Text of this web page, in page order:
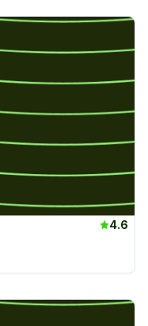
4.6